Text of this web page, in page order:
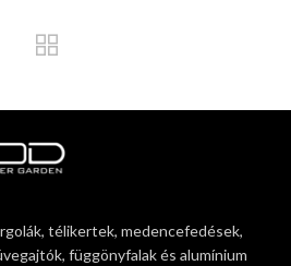
télikertek, medencefedések,
függönyfalak és alumínium